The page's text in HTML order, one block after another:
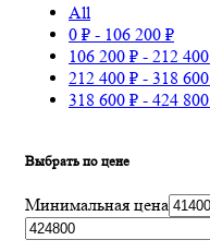
All
0 ₽ - 106 200 ₽
106 200 ₽ - 212 400
212 400 ₽ - 318 600
318 600 ₽ - 424 800
Выбрать по цене
Минимальная цена